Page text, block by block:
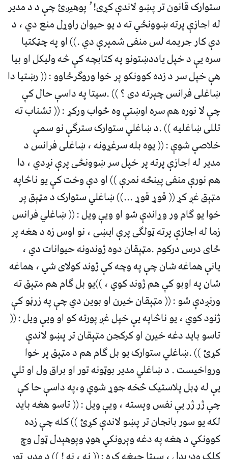
ستوارک قانون تر پښو لاندې کړی!٬ پوهیږئ چې د د مدیر
له اجازې پرته ښوونځي ته د یو حیوان راوړل منع دي ، د
دې کار جریمه لس منفی شمېرې دي .)) او په چټکتیا
سره یې د خپل یاددښتونو په کتابچه کې څه ولیکل او بیا
هې خپل سر د زده کوونکو پر خوا وروګرځاوو : (( رښتیا دا
ښاغلی فرانس چېرته دی ؟ )) .سیتا په داسې حال کې
چې لا نوره هم سره اوښتې وه ځواب ورکړ : (( تشناب ته
تللی ښاغلیه )) .د ښاغلي ستوارک سترګې نو سمې
خلاصې شوې : (( یوه بله سرغړونه ، ښاغلی فرانس د
مدیر له اجازې پرته پر خپل سر ښوونځی پرې نږدي ، دا
هم نورې منفی پينځه نمرې )) او دې وخت کې یو ناڅاپه
مټېق غږ کړ (( قوړ قوړ ...)) ښاغلي ستوارک د مټېق پر
خوا یو ګام ور وړاندې شو او ویې ویل : (( ښاغلي فرانس
زما له اجازې پرته ټولګی پرې ایښی ، نو اوس زه د هغه پر
ځای درس درکوم .مټېقان دوه ژوندونه حیوانات دي ،
یانې هماغه شان چې په وچه کې ژوند کولای شي ، هماغه
شان په اوبو کې هم ژوند کوي ، ))یو بل ګام هم مټېق ته
ورنږدې شو : (( مټېقان خیرن او بوین دي چې په زرڼو کې
ژنود کوي ، یو ناڅاپه یې خپل غږ پورته کو او ویې ویل : ((
تاسو باید دغه خیرن او کرکجن مټېقان تر پښو لاندې
کړئ )) .ښاغلي ستوارک یو بل ګام هم د مټېق پر خوا
ورواخیست . د ښاغلي مدیر بوټونه تور او براق ول او تلي
یې له ډبل پلاستیک څخه جوړ شوي و،په داسې حا کې
چې ژر ژر یې نفس وېسته ، ویې ویل : (( تاسو هغه باید
لکه یو سور بانجان تر پښو لاندې کړئ )) کله چې زده
کوونکي د هغه په دغه وېرونکي هوډ وپوهېدل ټول وچ